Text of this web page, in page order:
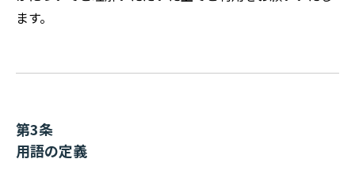
ます。
第3条
用語の定義